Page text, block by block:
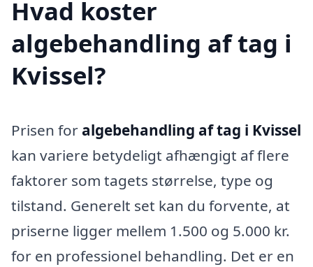
Hvad koster
algebehandling af tag i
Kvissel?
Prisen for algebehandling af tag i Kvissel
kan variere betydeligt afhængigt af flere
faktorer som tagets størrelse, type og
tilstand. Generelt set kan du forvente, at
priserne ligger mellem 1.500 og 5.000 kr.
for en professionel behandling. Det er en